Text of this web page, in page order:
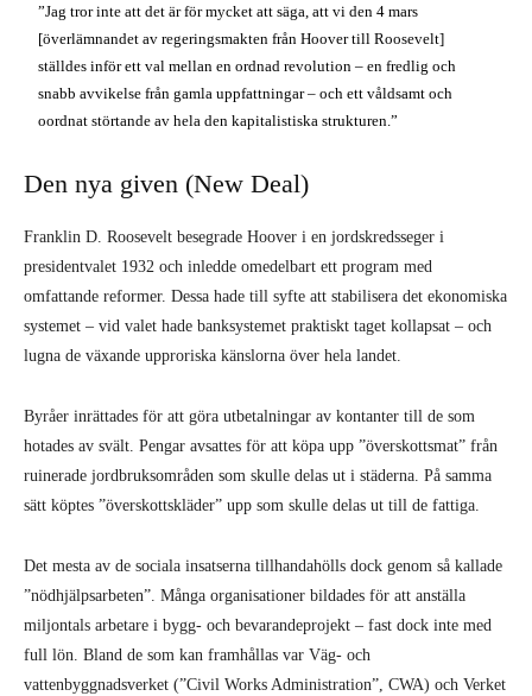
”Jag tror inte att det är för mycket att säga, att vi den 4 mars
[överlämnandet av regeringsmakten från Hoover till Roosevelt]
ställdes inför ett val mellan en ordnad revolution – en fredlig och
snabb avvikelse från gamla uppfattningar – och ett våldsamt och
oordnat störtande av hela den kapitalistiska strukturen.”
Den nya given (New Deal)
Franklin D. Roosevelt besegrade Hoover i en jordskredsseger i
presidentvalet 1932 och inledde omedelbart ett program med
omfattande reformer. Dessa hade till syfte att stabilisera det ekonomiska
systemet – vid valet hade banksystemet praktiskt taget kollapsat – och
lugna de växande upproriska känslorna över hela landet.
Byråer inrättades för att göra utbetalningar av kontanter till de som
hotades av svält. Pengar avsattes för att köpa upp ”överskottsmat” från
ruinerade jordbruksområden som skulle delas ut i städerna. På samma
sätt köptes ”överskottskläder” upp som skulle delas ut till de fattiga.
Det mesta av de sociala insatserna tillhandahölls dock genom så kallade
”nödhjälpsarbeten”. Många organisationer bildades för att anställa
miljontals arbetare i bygg- och bevarandeprojekt – fast dock inte med
full lön. Bland de som kan framhållas var Väg- och
vattenbyggnadsverket (”Civil Works Administration”, CWA) och Verket